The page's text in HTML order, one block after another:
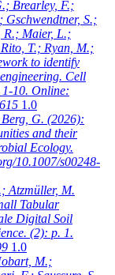
Brearley, F.;
S.;
R.; Maier, L.;
T.; Ryan, M.;
to identify
Cell
10. Online:
1.0
G. (2026):
and their
Ecology.
10.1007/s00248-
Atzmüller, M.
Tabular
Digital Soil
(2): p. 1.
1.0
M.;